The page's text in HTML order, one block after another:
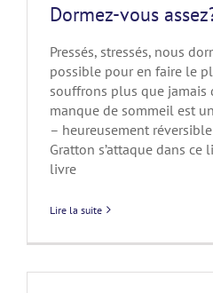
Dormez-vous
Pressés, stressés, nous
possible pour en faire le
souffrons plus que jamais
manque de sommeil est
– heureusement
Gratton s’attaque dans ce
livre
Lire la suite